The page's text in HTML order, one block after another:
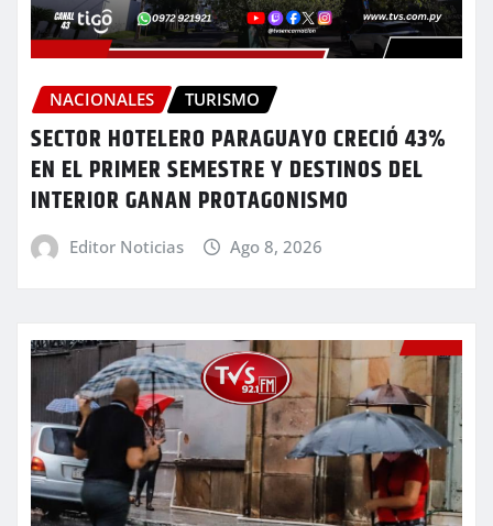
NACIONALES TURISMO
SECTOR HOTELERO PARAGUAYO CRECIÓ 43%
EN EL PRIMER SEMESTRE Y DESTINOS DEL
INTERIOR GANAN PROTAGONISMO
Editor Noticias Ago 8, 2026